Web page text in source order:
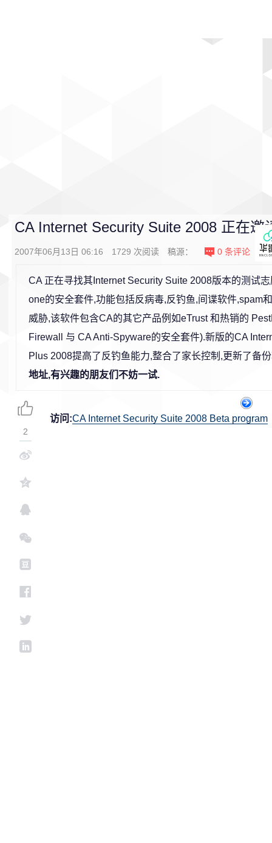
CA Internet Security Suite 2008 正在邀
2007年06月13日 06:16 1729 次阅读 稿源： 0 条评论
CA 正在寻找其Internet Security Suite 2008版本的测试
one的安全套件,功能包括反病毒,反钓鱼,间谍软件,spam
威胁,该软件包含CA的其它产品例如eTrust 和热销的
Firewall 与 CA Anti-Spyware的安全套件).新版的CA
Plus 2008提高了反钓鱼能力,整合了家长控制,更新了备
地址,有兴趣的朋友们不妨一试.
访问:CA Internet Security Suite 2008 Beta program
2